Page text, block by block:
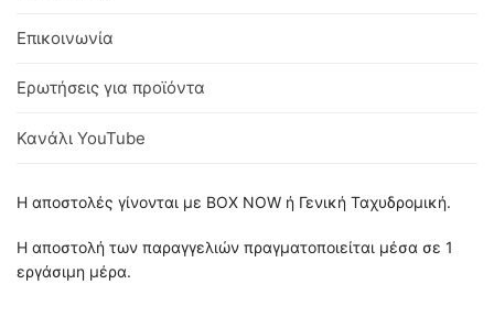
Επικοινωνία
Ερωτήσεις για προϊόντα
Κανάλι YouTube
Η αποστολές γίνονται με BOX NOW ή Γενική Ταχυδρομική.
Η αποστολή των παραγγελιών πραγματοποιείται μέσα σε 1
εργάσιμη μέρα.